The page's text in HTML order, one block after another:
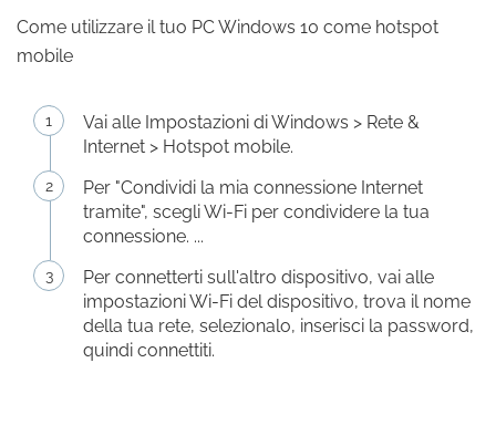
Come utilizzare il tuo PC Windows 10 come hotspot
mobile
Vai alle Impostazioni di Windows > Rete &
Internet > Hotspot mobile.
Per "Condividi la mia connessione Internet
tramite", scegli Wi-Fi per condividere la tua
connessione. ...
Per connetterti sull'altro dispositivo, vai alle
impostazioni Wi-Fi del dispositivo, trova il nome
della tua rete, selezionalo, inserisci la password,
quindi connettiti.